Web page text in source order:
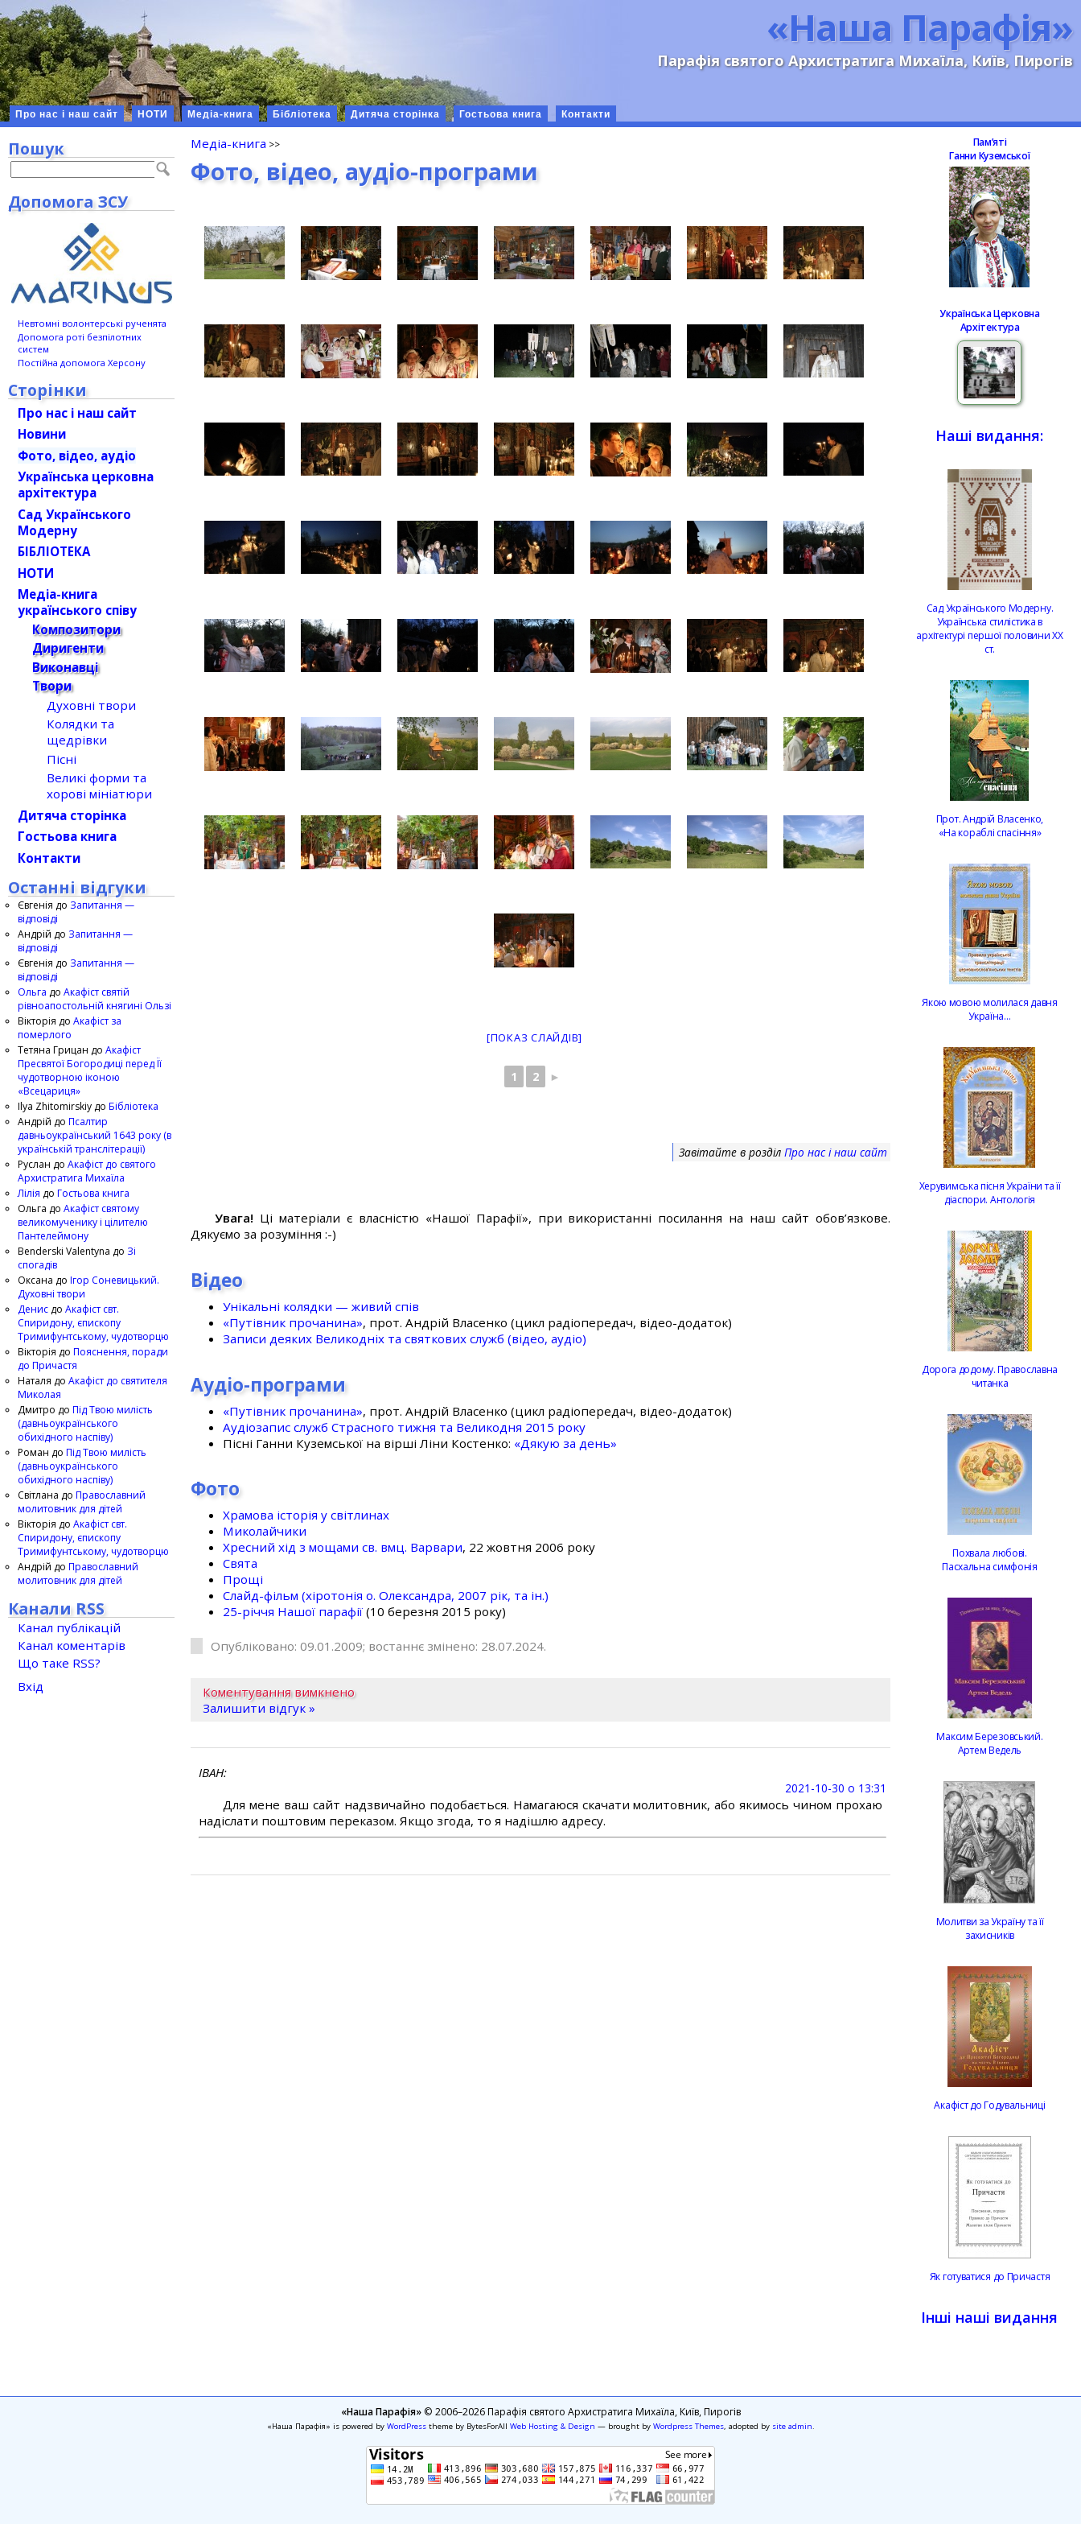
«Наша Парафія»
Парафія святого Архистратига Михаїла, Київ, Пирогів
Про нас і наш сайт НОТИ Медіа-книга Бібліотека Дитяча сторінка Гостьова книга Контакти
Медіа-книга
Фото, відео, аудіо-програми
[ПОКАЗ СЛАЙДІВ]
1 2 ►
Завітайте в розділ Про нас і наш сайт
Увага! Ці матеріали є власністю «Нашої Парафії», при використанні посилання на наш сайт обов’язкове.
Дякуємо за розуміння :-)
Відео
Унікальні колядки — живий спів
«Путівник прочанина», прот. Андрій Власенко (цикл радіопередач, відео-додаток)
Записи деяких Великодніх та святкових служб (відео, аудіо)
Аудіо-програми
«Путівник прочанина», прот. Андрій Власенко (цикл радіопередач, відео-додаток)
Аудіозапис служб Страсного тижня та Великодня 2015 року
Пісні Ганни Куземської на вірші Ліни Костенко: «Дякую за день»
Фото
Храмова історія у світлинах
Миколайчики
Хресний хід з мощами св. вмц. Варвари, 22 жовтня 2006 року
Свята
Прощі
Слайд-фільм (хіротонія о. Олександра, 2007 рік, та ін.)
25-рiччя Нашої парафiї (10 березня 2015 року)
Опубліковано: 09.01.2009; востаннє змінено: 28.07.2024.
Коментування вимкнено
Залишити відгук »
ІВАН
2021-10-30 о 13:31
Для мене ваш сайт надзвичайно подобається. Намагаюся скачати молитовник, або якимось чином прохаю
надіслати поштовим переказом. Якщо згода, то я надішлю адресу.
Пошук
Допомога ЗСУ
Невтомні волонтерські рученята
Допомога роті безпілотних
систем
Постійна допомога Херсону
Сторінки
Про нас і наш сайт
Новини
Фото, відео, аудіо
Українська церковна
архітектура
Сад Українського
Модерну
БІБЛІОТЕКА
НОТИ
Медіа-книга
українського співу
Композитори
Диригенти
Виконавці
Твори
Духовні твори
Колядки та
щедрівки
Пісні
Великі форми та
хорові мініатюри
Дитяча сторінка
Гостьова книга
Контакти
Останні відгуки
Євгенія до Запитання —
відповіді
Андрій до Запитання —
відповіді
Євгенія до Запитання —
відповіді
Ольга до Акафіст святій
рівноапостольній княгині Ользі
Вікторія до Акафіст за
померлого
Тетяна Грицан до Акафіст
Пресвятої Богородиці перед Її
чудотворною іконою
«Всецариця»
Ilya Zhitomirskiy до Бібліотека
Андрій до Псалтир
давньоукраїнський 1643 року (в
українській транслітерації)
Руслан до Акафіст до святого
Архистратига Михаїла
Лілія до Гостьова книга
Ольга до Акафіст святому
великомученику і цілителю
Пантелеймону
Benderski Valentyna до Зі
спогадів
Оксана до Ігор Соневицький.
Духовні твори
Денис до Акафіст свт.
Спиридону, єпископу
Тримифунтському, чудотворцю
Вікторія до Пояснення, поради
до Причастя
Наталя до Акафіст до святителя
Миколая
Дмитро до Під Твою милість
(давньоукраїнського
обихідного наспіву)
Роман до Під Твою милість
(давньоукраїнського
обихідного наспіву)
Світлана до Православний
молитовник для дітей
Вікторія до Акафіст свт.
Спиридону, єпископу
Тримифунтському, чудотворцю
Андрій до Православний
молитовник для дітей
Канали RSS
Канал публікацій
Канал коментарів
Що таке RSS?
Вхід
Памʼяті
Ганни Куземської
Українська Церковна
Архітектура
Наші видання:
Сад Українського Модерну.
Українська стилістика в
архітектурі першої половини ХХ
ст.
Прот. Андрій Власенко,
«На кораблі спасіння»
Якою мовою молилася давня
Україна…
Херувимська пісня України та її
діаспори. Антологія
Дорога додому. Православна
читанка
Похвала любові.
Пасхальна симфонія
Максим Березовський.
Артем Ведель
Молитви за Україну та її
захисників
Акафіст до Годувальниці
Як готуватися до Причастя
Інші наші видання
«Наша Парафія»© 2006–2026 Парафія святого Архистратига Михаїла, Київ, Пирогів
«Наша Парафія» is powered by WordPresstheme by BytesForAll Web Hosting & Design — brought by Wordpress Themes, adopted by site admin.